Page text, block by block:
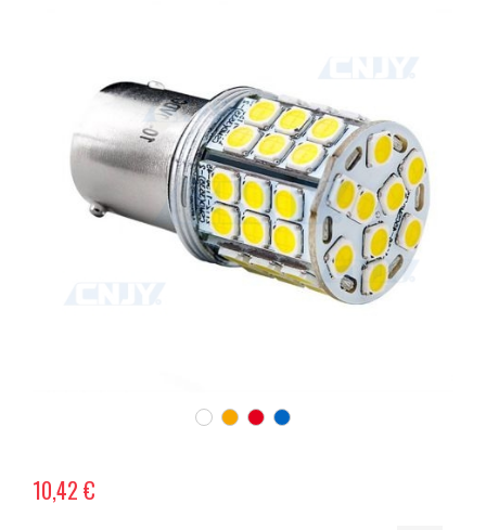
10,42 €